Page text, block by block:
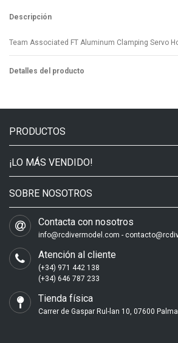
Descripción
Team Associated FT Aluminum Clamping Servo
Detalles del producto
PRODUCTOS
¡LO MÁS VENDIDO!
SOBRE NOSOTROS
Contacta con nosotros
info@rcdivermodel.com -
Atención al cliente
(+34) 971 442 138
(+34) 646 787 233
Tienda física
Carrer de Gaspar Rul-lan 10, 07600